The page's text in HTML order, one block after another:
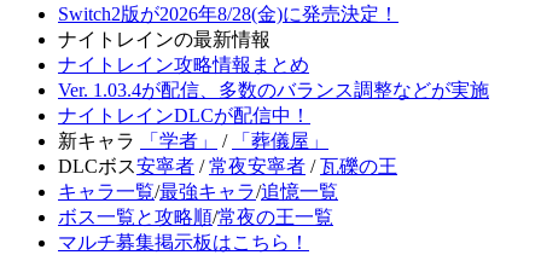
Switch2版が2026年8/28(金)に発売決定！
ナイトレインの最新情報
ナイトレイン攻略情報まとめ
Ver. 1.03.4が配信、多数のバランス調整などが実施
ナイトレインDLCが配信中！
新キャラ
「学者」 /
「葬儀屋」
DLCボス安寧者 /常夜安寧者 /瓦礫の王
キャラ一覧/最強キャラ/追憶一覧
ボス一覧と攻略順/常夜の王一覧
マルチ募集掲示板はこちら！